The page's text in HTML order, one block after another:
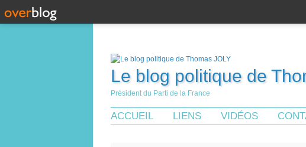
Le blog politique de
Président du Parti de la France
ACCUEIL LIENS VIDÉOS